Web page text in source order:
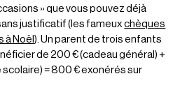
» que vous pouvez déjà
justificatif (les fameuxchèques
à Noël). Un parent de trois enfants
de 200 € (cadeau général) +
= 800 € exonérés sur